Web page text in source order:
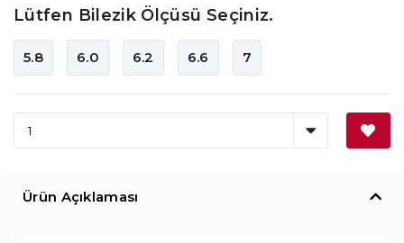
Lütfen Bilezik Ölçüsü Seçiniz.
5.8 6.0 6.2 6.6 7
Ürün Açıklaması